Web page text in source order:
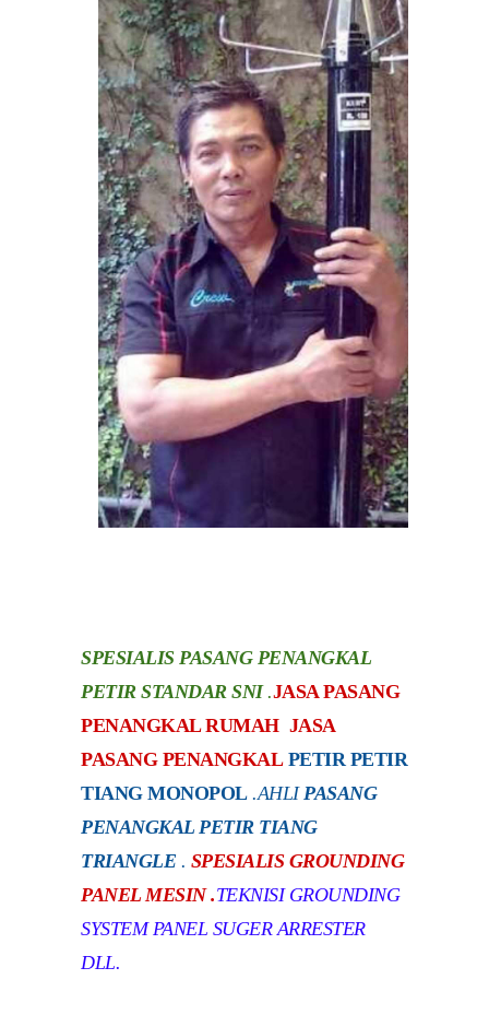
SPESIALIS PASANG PENANGKAL
PETIR STANDAR SNI.JASA PASANG
PENANGKAL RUMAH JASA
PASANG PENANGKAL PETIR PETIR
TIANG MONOPOL.AHLIPASANG
PENANGKAL PETIR TIANG
TRIANGLE . SPESIALIS GROUNDING
PANEL MESIN .TEKNISI GROUNDING
SYSTEM PANEL SUGER ARRESTER
DLL.